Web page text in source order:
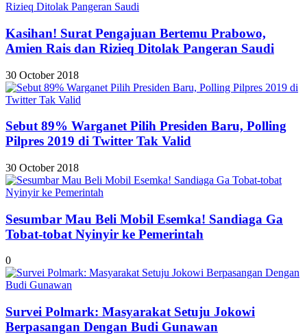
Kasihan! Surat Pengajuan Bertemu Prabowo,
Amien Rais dan Rizieq Ditolak Pangeran Saudi
30 October 2018
Sebut 89% Warganet Pilih Presiden Baru, Polling
Pilpres 2019 di Twitter Tak Valid
30 October 2018
Sesumbar Mau Beli Mobil Esemka! Sandiaga Ga
Tobat-tobat Nyinyir ke Pemerintah
0
Survei Polmark: Masyarakat Setuju Jokowi
Berpasangan Dengan Budi Gunawan